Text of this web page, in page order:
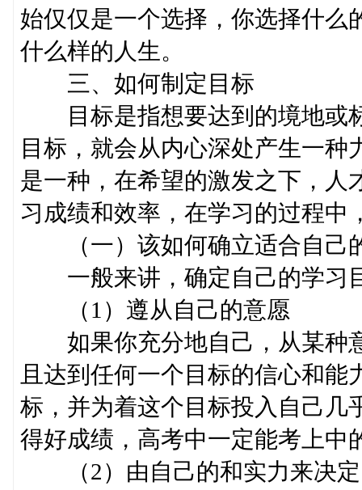
始仅仅是一个选择，你选择什么
什么样的人生。
三、如何制定目标
目标是指想要达到的境地或
目标，就会从内心深处产生一
是一种，在希望的激发之下，人
习成绩和效率，在学习的过程中
（一）该如何确立适合自己
一般来讲，确定自己的学习
（1）遵从自己的意愿
如果你充分地自己，从某种
且达到任何一个目标的信心和
标，并为着这个目标投入自己几
得好成绩，高考中一定能考上中
（2）由自己的和实力来决定